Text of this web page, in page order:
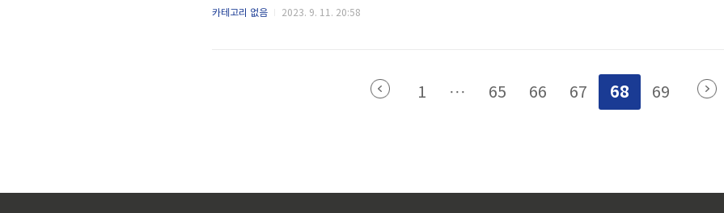
성과정에 대해 알려드립니다. 빙하동굴은 눈과 얼음으로 형성되며, 이는 주로 눈이 쌓이는 지역에
얼음이 형성되면 그 안에는 공기와 용존 가스가 포함될 수 있습니다. 그러나 시간이 지나면서 이러
한 가스는 얼음에서 제거될 수 있습니다. 얼음이 ..
카테고리 없음 2023. 9. 11. 20:58
1 ··· 65 66 67 68 69